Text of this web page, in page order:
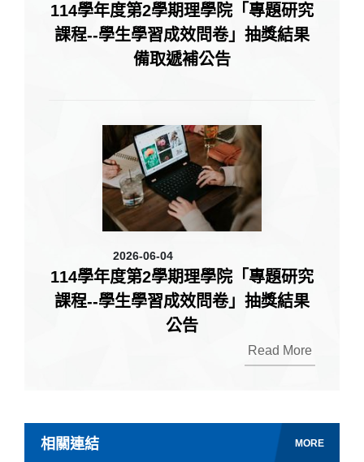
114學年度第2學期理學院「專題研究
課程--學生學習成效問卷」抽獎結果
備取遞補公告
2026-06-04
114學年度第2學期理學院「專題研究
課程--學生學習成效問卷」抽獎結果
公告
Read More
相關連結 MORE